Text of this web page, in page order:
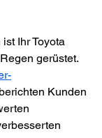
Ihr Toyota
gerüstet.
berichten Kunden